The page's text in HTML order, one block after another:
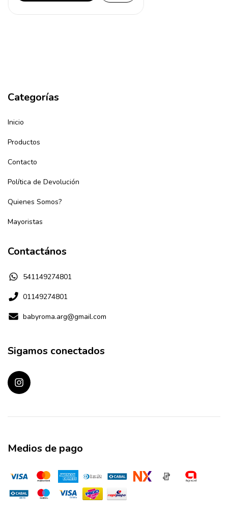
Categorías
Inicio
Productos
Contacto
Política de Devolución
Quienes Somos?
Mayoristas
Contactános
541149274801
01149274801
babyroma.arg@gmail.com
Sigamos conectados
Medios de pago